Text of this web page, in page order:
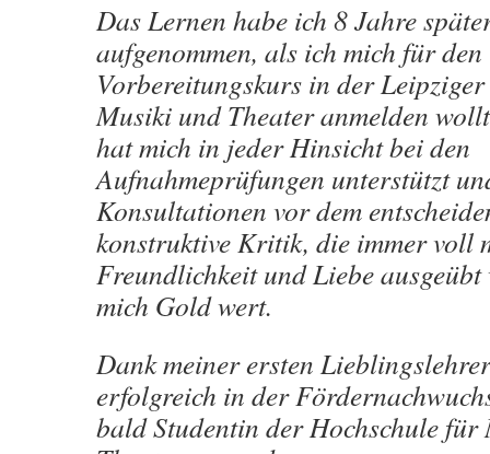
Das Lernen habe ich 8 Jahre
aufgenommen, als ich mich für den
Vorbereitungskurs in der
Musiki und Theater anmelden
hat mich in jeder Hinsicht bei den
Aufnahmeprüfungen unterstützt
Konsultationen vor dem
konstruktive Kritik, die immer voll
Freundlichkeit und Liebe
mich Gold wert.
Dank meiner ersten
erfolgreich in der
bald Studentin der Hochschule für